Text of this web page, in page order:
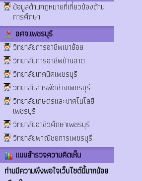
ข้อมูลด้านกฎหมายที่เกี่ยวข้องด้าน
การศึกษา
อศจ.เพชรบุรี
วิทยาลัยการอาชีพเขาย้อย
วิทยาลัยการอาชีพบ้านลาด
วิทยาลัยเทคนิคเพชรบุรี
วิทยาลัยสารพัดช่างเพชรบุรี
วิทยาลัยเกษตรและเทคโนโลยี
เพชรบุรี
วิทยาลัยอาชีวศึกษาเพชรบุรี
วิทยาลัยพาณิชยการเพชรบุรี
แบบสำรวจความคิดเห็น
ท่านมีความพึงพอใจเว็บไซต์นี้มากน้อย